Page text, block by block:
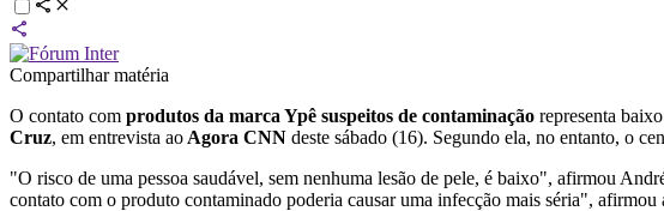
Compartilhar matéria
O contato com produtos da marca Ypê suspeitos de contaminação representa
Cruz, em entrevista ao Agora CNN deste sábado (16). Segundo ela, no entanto, o
"O risco de uma pessoa saudável, sem nenhuma lesão de pele, é baixo", afirmou
contato com o produto contaminado poderia causar uma infecção mais séria", afirmou